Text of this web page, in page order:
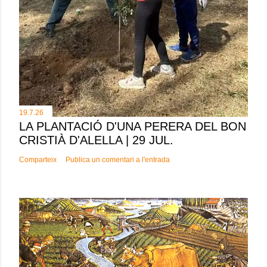
19.7.26
LA PLANTACIÓ D'UNA PERERA DEL BON
CRISTIÀ D'ALELLA | 29 JUL.
Comparteix Publica un comentari a l'entrada